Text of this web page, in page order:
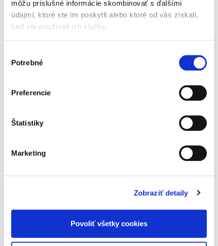
môžu príslušné informácie skombinovať s ďalšími
údajmi, ktoré ste im poskytli alebo ktoré od vás získali,
keď ste používali ich služby.
súhlasu
Potrebné
Preferencie
Štatistiky
Marketing
Zobraziť detaily
Povoliť všetky cookies
súkromného
poistného práva
49,00 €
celou šírkou právnych problémov, ktoré súvisia
slovenských a českých...
Judikatúra k
zákonu o
priestorov